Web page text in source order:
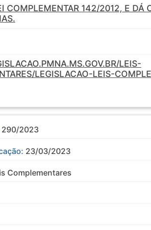
COMPLEMENTAR 142/2012, E DÁ
LEIS-
LEGISLACAO-LEIS-
290/2023
23/03/2023
Complementares